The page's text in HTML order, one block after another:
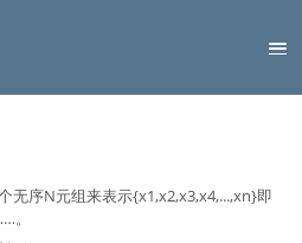
无序N元组来表示{x1,x2,x3,x4,...,xn}即
。